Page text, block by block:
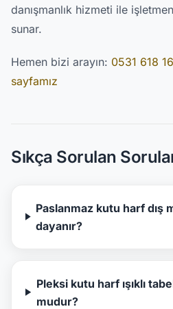
danışmanlık hizmeti ile
sunar.
Hemen bizi arayın: 0531 618
sayfamız
Sıkça Sorulan
Paslanmaz kutu harf dış
dayanır?
Pleksi kutu harf ışıklı
mudur?